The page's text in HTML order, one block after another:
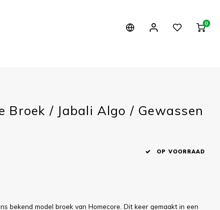
0
Broek / Jabali Algo / Gewassen
OP VOORRAAD
bekend model broek van Homecore. Dit keer gemaakt in een